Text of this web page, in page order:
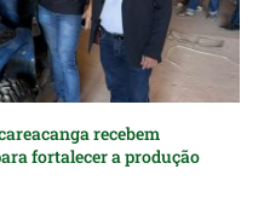
recebem
fortalecer a produção